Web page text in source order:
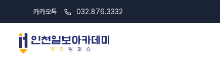
카카오톡 032.876.3332